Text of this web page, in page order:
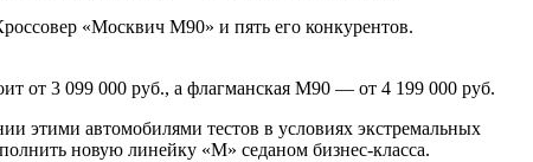
«Москвич М90» и пять его конкурентов.
от 3 099 000 руб., а флагманская М90 — от 4 199 000 руб.
этими автомобилями тестов в условиях экстремальных
новую линейку «М» седаном бизнес-класса.